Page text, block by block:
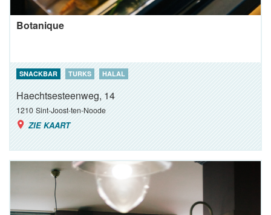
Botanique
SNACKBAR TURKS HALAL
Haechtsesteenweg, 14
1210 Sint-Joost-ten-Noode
ZIE KAART